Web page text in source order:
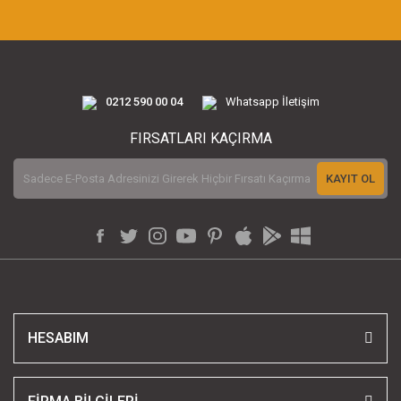
0212 590 00 04 Whatsapp İletişim
FIRSATLARI KAÇIRMA
KAYIT OL
HESABIM